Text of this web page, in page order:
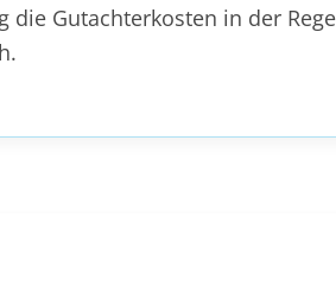
die Gutachterkosten in der